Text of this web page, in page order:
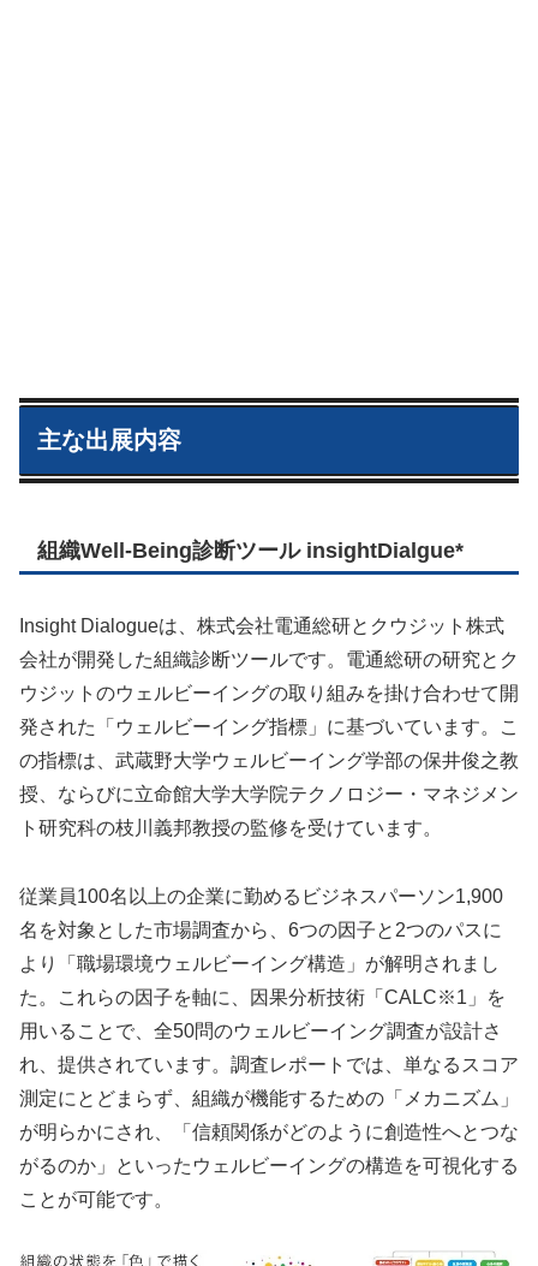
主な出展内容
組織Well-Being診断ツール insightDialgue*
Insight Dialogueは、株式会社電通総研とクウジット株式
会社が開発した組織診断ツールです。電通総研の研究とク
ウジットのウェルビーイングの取り組みを掛け合わせて開
発された「ウェルビーイング指標」に基づいています。こ
の指標は、武蔵野大学ウェルビーイング学部の保井俊之教
授、ならびに立命館大学大学院テクノロジー・マネジメン
ト研究科の枝川義邦教授の監修を受けています。
従業員100名以上の企業に勤めるビジネスパーソン1,900
名を対象とした市場調査から、6つの因子と2つのパスに
より「職場環境ウェルビーイング構造」が解明されまし
た。これらの因子を軸に、因果分析技術「CALC※1」を
用いることで、全50問のウェルビーイング調査が設計さ
れ、提供されています。調査レポートでは、単なるスコア
測定にとどまらず、組織が機能するための「メカニズム」
が明らかにされ、「信頼関係がどのように創造性へとつな
がるのか」といったウェルビーイングの構造を可視化する
ことが可能です。